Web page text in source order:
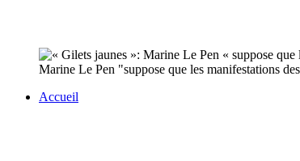
Marine Le Pen "suppose que les manifestations
Accueil